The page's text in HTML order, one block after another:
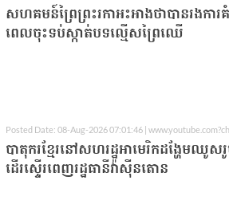
សហគមន៍ព្រៃព្រះរកាអះអាងថាបានរងការ
ពេលចុះទប់ស្កាត់បទល្មើសព្រៃឈើ
Posted Date: 08-Aug-2026 07:01:46 |
បាតុករ​ខ្មែរ​នៅ​សហរដ្ឋអាមេរិក​ដង្ហែ​មឈូ
ដើរ​ស្ទើរ​ពេញ​​រដ្ឋធានី​វ៉ាស៊ីនតោន